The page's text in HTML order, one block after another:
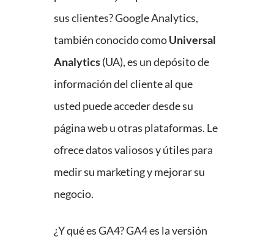
sus clientes? Google Analytics,
también conocido comoUniversal
Analytics(UA), es un depósito de
información del cliente al que
usted puede acceder desde su
página web u otras plataformas. Le
ofrece datos valiosos y útiles para
medir su marketing y mejorar su
negocio.
¿Y qué es GA4? GA4 es la versión